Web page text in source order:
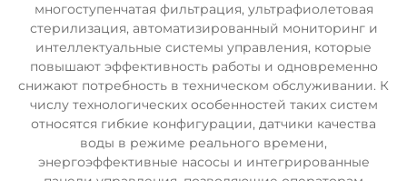
многоступенчатая фильтрация, ультрафиолетовая
стерилизация, автоматизированный мониторинг и
интеллектуальные системы управления, которые
повышают эффективность работы и одновременно
снижают потребность в техническом обслуживании. К
числу технологических особенностей таких систем
относятся гибкие конфигурации, датчики качества
воды в режиме реального времени,
энергоэффективные насосы и интегрированные